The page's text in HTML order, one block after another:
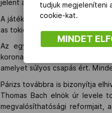
jelent a francia főváros Szajna-
A játékok lebonyolításának
as tokiói olimpia
Az egyeztetést követően
koronavírus-járvány
amelyet súlyos csapás ért.
Párizs továbbra is bizonyítja
Thomas Bach elnök úr levele
megvalósíthatósági reformjait,
tudjuk megjeleníteni
cookie-kat.
MINDET